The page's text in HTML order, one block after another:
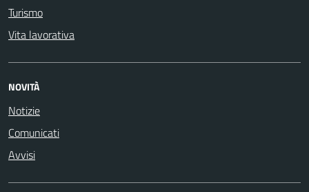
Turismo
Vita lavorativa
NOVITÀ
Notizie
Comunicati
Avvisi